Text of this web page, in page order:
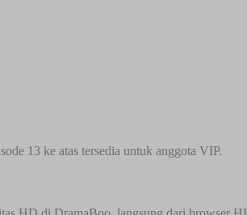
13 ke atas tersedia untuk anggota VIP.